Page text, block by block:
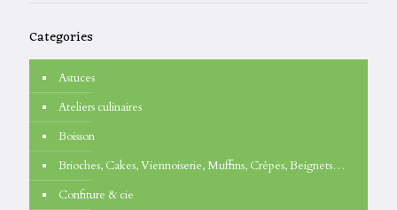
Categories
Astuces
Ateliers culinaires
Boisson
Brioches, Cakes, Viennoiserie, Muffins, Crêpes, Beignets…
Confiture & cie